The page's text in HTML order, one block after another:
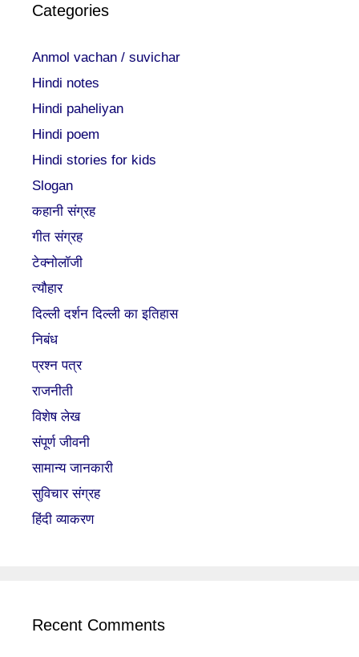
Categories
Anmol vachan / suvichar
Hindi notes
Hindi paheliyan
Hindi poem
Hindi stories for kids
Slogan
कहानी संग्रह
गीत संग्रह
टेक्नोलॉजी
त्यौहार
दिल्ली दर्शन दिल्ली का इतिहास
निबंध
प्रश्न पत्र
राजनीती
विशेष लेख
संपूर्ण जीवनी
सामान्य जानकारी
सुविचार संग्रह
हिंदी व्याकरण
Recent Comments